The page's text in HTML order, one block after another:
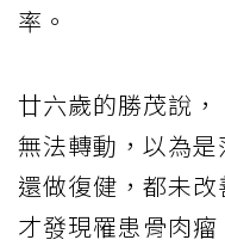
率。
廿六歲的勝茂說
無法轉動，以為是
還做復健，都未改
才發現罹患骨肉瘤